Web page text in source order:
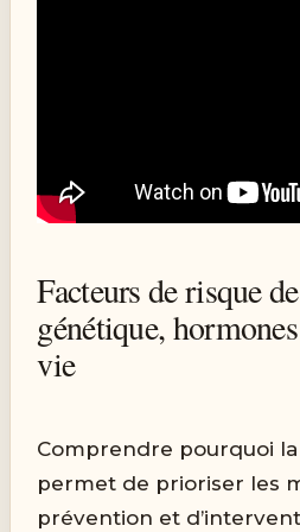
Facteurs de risque
génétique,
vie
Comprendre pourquoi
permet de prioriser les
prévention et